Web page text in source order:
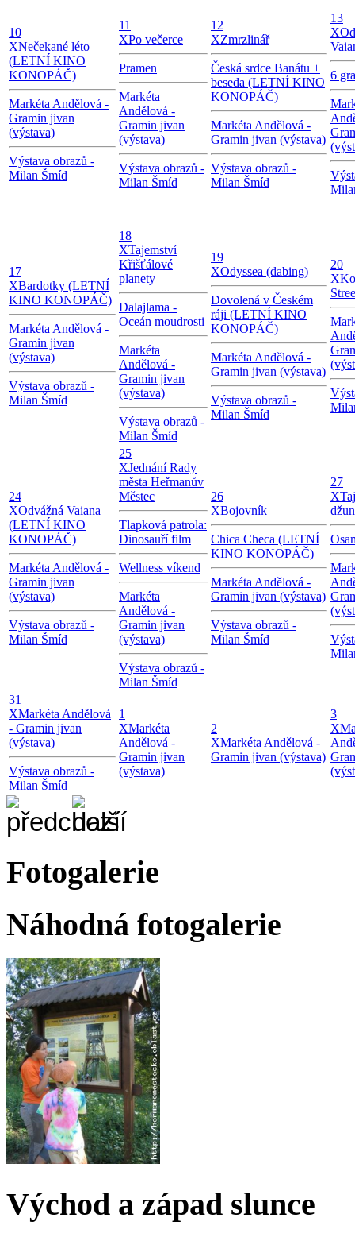
10
XNečekané léto
(LETNÍ KINO
KONOPÁČ)
Markéta Andělová -
Gramin jivan
(výstava)
Výstava obrazů -
Milan Šmíd
11
XPo večerce
Pramen
Markéta
Andělová -
Gramin jivan
(výstava)
Výstava obrazů -
Milan Šmíd
12
XZmrzlinář
Česká srdce Banátu +
beseda (LETNÍ KINO
KONOPÁČ)
Markéta Andělová -
Gramin jivan (výstava)
Výstava obrazů -
Milan Šmíd
13
X
6
17
XBardotky (LETNÍ
KINO KONOPÁČ)
Markéta Andělová -
Gramin jivan
(výstava)
Výstava obrazů -
Milan Šmíd
18
XTajemství
Křišťálové
planety
Dalajlama -
Oceán moudrosti
Markéta
Andělová -
Gramin jivan
(výstava)
Výstava obrazů -
Milan Šmíd
19
XOdyssea (dabing)
Dovolená v Českém
ráji (LETNÍ KINO
KONOPÁČ)
Markéta Andělová -
Gramin jivan (výstava)
Výstava obrazů -
Milan Šmíd
20
X
24
XOdvážná Vaiana
(LETNÍ KINO
KONOPÁČ)
Markéta Andělová -
Gramin jivan
(výstava)
Výstava obrazů -
Milan Šmíd
25
XJednání Rady
města Heřmanův
Městec
Tlapková patrola:
Dinosauří film
Wellness víkend
Markéta
Andělová -
Gramin jivan
(výstava)
Výstava obrazů -
Milan Šmíd
26
XBojovník
Chica Checa (LETNÍ
KINO KONOPÁČ)
Markéta Andělová -
Gramin jivan (výstava)
Výstava obrazů -
Milan Šmíd
27
X
31
XMarkéta Andělová
- Gramin jivan
(výstava)
Výstava obrazů -
Milan Šmíd
1
XMarkéta
Andělová -
Gramin jivan
(výstava)
2
XMarkéta Andělová -
Gramin jivan (výstava)
3
X
Fotogalerie
Náhodná fotogalerie
Východ a západ slunce